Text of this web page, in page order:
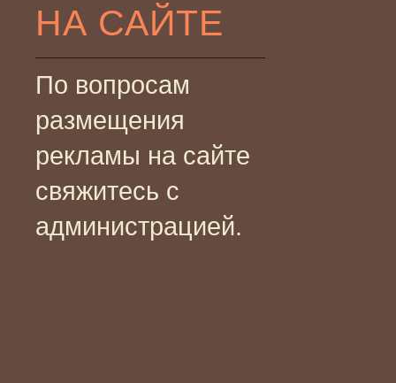
НА САЙТЕ
По вопросам
размещения
рекламы на сайте
свяжитесь с
администрацией.